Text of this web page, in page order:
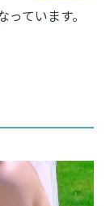
っています。